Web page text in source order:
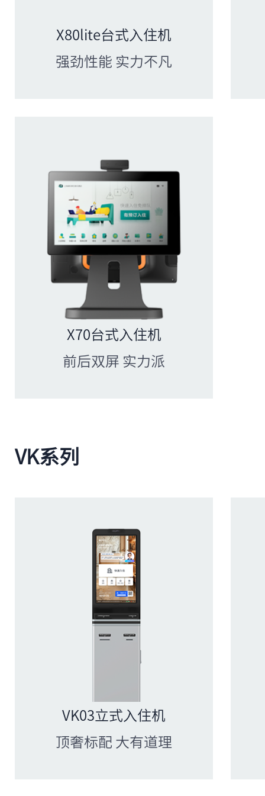
X80lite台式入住机
强劲性能 实力不凡
X70台式入住机
前后双屏 实力派
VK系列
VK03立式入住机
顶奢标配 大有道理